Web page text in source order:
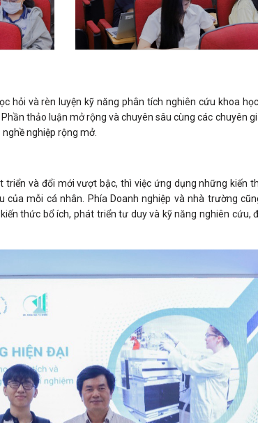
hỏi và rèn luyện kỹ năng phân tích nghiên cứu khoa
thảo luận mở rộng và chuyên sâu cùng các chuyên
nghiệp rộng mở.
và đổi mới vượt bậc, thì việc ứng dụng những kiến
mỗi cá nhân. Phía Doanh nghiệp và nhà trường
thức bổ ích, phát triển tư duy và kỹ năng nghiên cứu,